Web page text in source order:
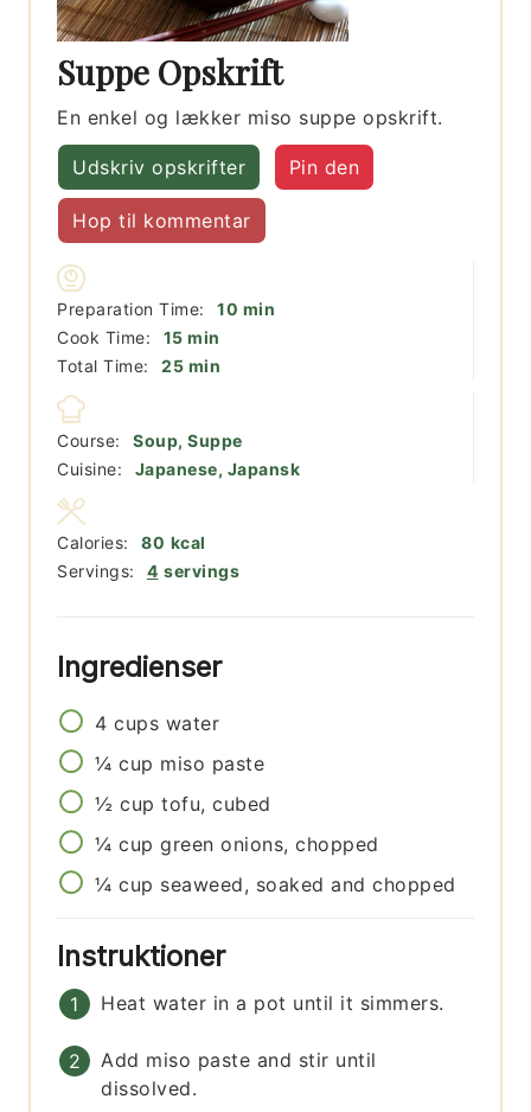
Suppe Opskrift
En enkel og lækker miso suppe opskrift.
Udskriv opskrifter Pin den
Hop til kommentar
Preparation Time: 10 minutter
min
Cook Time:
15minutter
min
Total Time:
25minutter
min
Course:
Soup, Suppe
Cuisine:
Japanese, Japansk
Servings: 4 servings
Calories: 80 kcal
Ingredienser
4 cups water
¼ cup miso paste
½ cup tofu, cubed
¼ cup green onions, chopped
¼ cup seaweed, soaked and chopped
Instruktioner
Heat water in a pot until it simmers.
Add miso paste and stir until
dissolved.